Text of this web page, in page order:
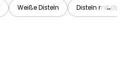
Weiße Disteln Disteln mit→